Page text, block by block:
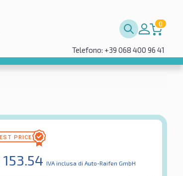
0
Telefono: +39 068 400 96 41
153.54 IVA inclusa di Auto-Raifen GmbH